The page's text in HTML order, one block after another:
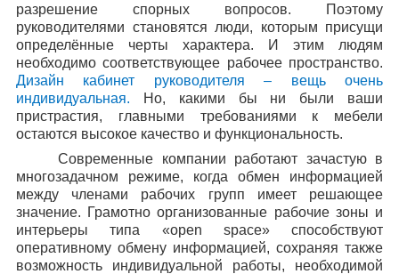
разрешение спорных вопросов. Поэтому
руководителями становятся люди, которым присущи
определённые черты характера. И этим людям
необходимо соответствующее рабочее пространство.
Дизайн кабинет руководителя – вещь очень
индивидуальная. Но, какими бы ни были ваши
пристрастия, главными требованиями к мебели
остаются высокое качество и функциональность.
Современные компании работают зачастую в
многозадачном режиме, когда обмен информацией
между членами рабочих групп имеет решающее
значение. Грамотно организованные рабочие зоны и
интерьеры типа «open space» способствуют
оперативному обмену информацией, сохраняя также
возможность индивидуальной работы, необходимой